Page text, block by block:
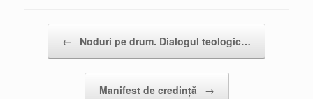
← Noduri pe drum. Dialogul teologic…
Manifest de credință →